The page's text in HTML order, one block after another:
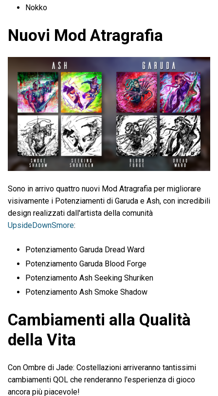
Nokko
Nuovi Mod Atragrafia
Sono in arrivo quattro nuovi Mod Atragrafia per migliorare
visivamente i Potenziamenti di Garuda e Ash, con incredibili
design realizzati dall'artista della comunità
UpsideDownSmore:
Potenziamento Garuda Dread Ward
Potenziamento Garuda Blood Forge
Potenziamento Ash Seeking Shuriken
Potenziamento Ash Smoke Shadow
Cambiamenti alla Qualità
della Vita
Con Ombre di Jade: Costellazioni arriveranno tantissimi
cambiamenti QOL che renderanno l'esperienza di gioco
ancora più piacevole!